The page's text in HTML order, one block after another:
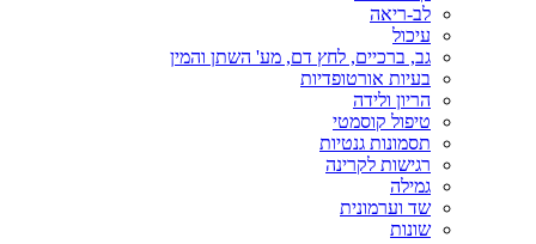
לב-ריאה
עיכול
גב, ברכיים, לחץ דם, מע' השתן והמין
בעיות אורטופדיות
הריון ולידה
טיפול קוסמטי
תסמונות גנטיות
רגישות לקרינה
גמילה
שד וערמונית
שונות